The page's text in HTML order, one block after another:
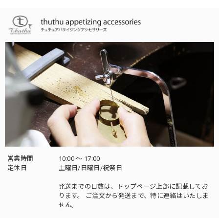
営業時間
10:00 〜 17:00
定休日
土曜日/日曜日/祝祭日
発送までの日数は、トップページ上部に記載してお
ります。 ご注文から発送まで、特に連絡はいたしま
せん。